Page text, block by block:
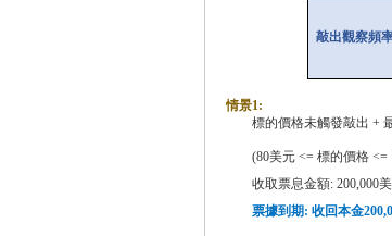
敲出觀察頻
情景1:
標的價格未觸發敲出 +
(80美元 <= 標的價格 <=
收取票息金額: 200,000
票據到期: 收回本金